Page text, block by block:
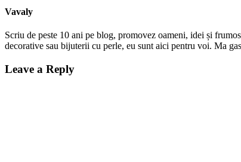
Vavaly
Scriu de peste 10 ani pe blog, promovez oameni, idei și
decorative sau bijuterii cu perle, eu sunt aici pentru voi. Ma
Leave a Reply